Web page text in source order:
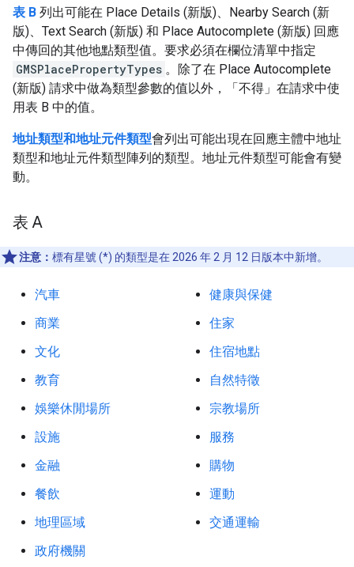
表 B 列出可能在 Place Details (新版)、Nearby Search (新
版)、Text Search (新版) 和 Place Autocomplete (新版) 回應
中傳回的其他地點類型值。要求必須在欄位清單中指定
GMSPlacePropertyTypes 。除了在 Place Autocomplete
(新版) 請求中做為類型參數的值以外，「不得」在請求中使
用表 B 中的值。
地址類型和地址元件類型會列出可能出現在回應主體中地址
類型和地址元件類型陣列的類型。地址元件類型可能會有變
動。
表 A
注意： 標有星號 (*) 的類型是在 2026 年 2 月 12 日版本中新增。
汽車
商業
文化
教育
娛樂休閒場所
設施
金融
餐飲
地理區域
政府機關
健康與保健
住家
住宿地點
自然特徵
宗教場所
服務
購物
運動
交通運輸